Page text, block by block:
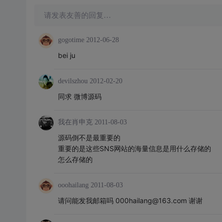
请发表友善的回复…
gogotime 2012-06-28
bei ju
devilszhou 2012-02-20
同求 微博源码
我在肖申克 2011-08-03
源码倒不是最重要的
重要的是这些SNS网站的海量信息是用什么存储的
怎么存储的
ooohailang 2011-08-03
请问能发我邮箱吗 000hailang@163.com 谢谢